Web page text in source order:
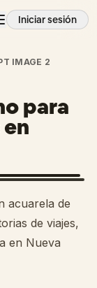
Iniciar sesión
IMAGE 2
para
acuarela de
de viajes,
en Nueva